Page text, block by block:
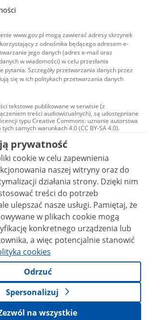
www.gov.pl mogą zawierać adresy skrzynek
z odnośnika będącego adresem e-
jego danych (adres e-mail oraz
w wiadomości) w celu przesłania
pytania. Szczegóły przetwarzania danych przez
się w ich politykach przetwarzania danych
tekstowe publikowane w serwisie (z
treści audiowizualnych), są udostępniane
typu Creative Commons: uznanie autorstwa
tych samych warunkach 4.0 (CC BY-SA 4.0).
audiowizualne, w tym zdjęcia, materiały
i wideo, są udostępniane na licencji typu
Commons: uznanie autorstwa użycie
- bez utworów zależnych 4.0 (CC BY-
4.0), o ile nie jest to stwierdzone inaczej.
prywatność
cookie w celu zapewnienia
naszej witryny oraz do
działania strony. Dzięki nim
treści do potrzeb
nasze usługi. Pamiętaj, że
w plikach cookie mogą
konkretnego urządzenia lub
a więc potencjalnie stanowić
cookies
Odrzuć
Spersonalizuj
na wszystkie